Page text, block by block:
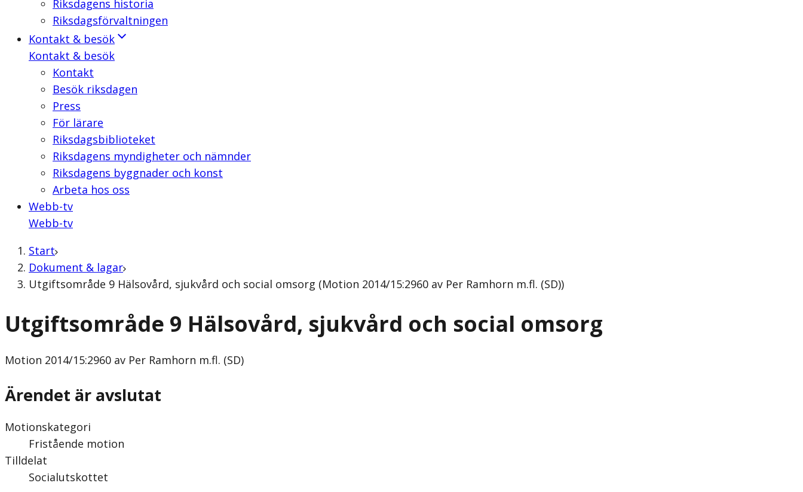
Riksdagens historia
Riksdagsförvaltningen
Kontakt & besök
Kontakt & besök
Kontakt
Besök riksdagen
Press
För lärare
Riksdagsbiblioteket
Riksdagens myndigheter och nämnder
Riksdagens byggnader och konst
Arbeta hos oss
Webb-tv
Webb-tv
Start
Dokument & lagar
Utgiftsområde 9 Hälsovård, sjukvård och social omsorg (Motion 2014/15:2960 av Per Ramhorn m.fl. (SD))
Utgiftsområde 9 Hälsovård, sjukvård och social omsorg
Motion 2014/15:2960 av Per Ramhorn m.fl. (SD)
Ärendet är avslutat
Motionskategori
Fristående motion
Tilldelat
Socialutskottet